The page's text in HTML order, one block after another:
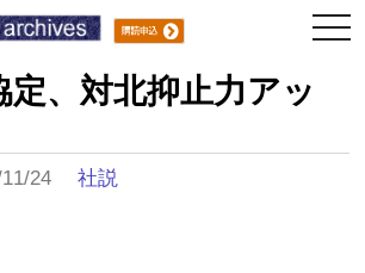
定、対北抑止力アッ
11/24社説